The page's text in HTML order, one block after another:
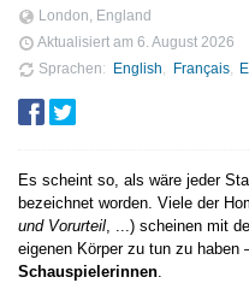
London, England
Aktualisiert am 6. August 2026
Sprachen
English Français
Es scheint so, als wäre jeder
bezeichnet worden. Viele der
und Vorurteil, ...) scheinen mit
eigenen Körper zu tun zu haben
Schauspielerinnen.